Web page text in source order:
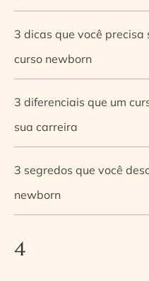
3 dicas que você
curso newborn
3 diferenciais que um
sua carreira
3 segredos que você
newborn
4